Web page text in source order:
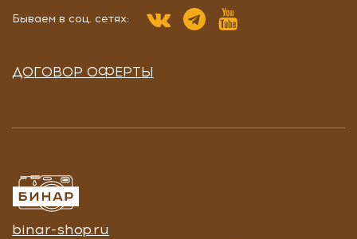
Бываем в соц. сетях:
ДОГОВОР ОФЕРТЫ
binar-shop.ru